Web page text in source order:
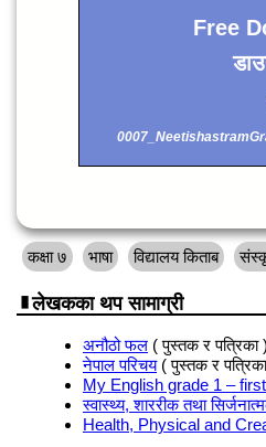
Free
कक्षा ७ भाषा विद्यालय किताब
लेखकका थप सामाग्री
अनौठो फल ( पुस्तक र पत्रिका )
नेपाल परिचय( पुस्तक र
My English grade 1 –
स्वास्थ्य, शाररीक तथा
Health, Physical and